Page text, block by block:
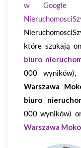
w Google
które szukają
biuro
000 wyników),
Warszawa
biuro
000 wyników)
Warszawa